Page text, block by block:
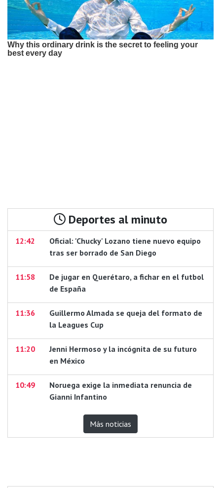
Deportes al minuto
12:42
Oficial: 'Chucky' Lozano tiene nuevo equipo
tras ser borrado de San Diego
11:58
De jugar en Querétaro, a fichar en el futbol
de España
11:36
Guillermo Almada se queja del formato de
la Leagues Cup
11:20
Jenni Hermoso y la incógnita de su futuro
en México
10:49
Noruega exige la inmediata renuncia de
Gianni Infantino
Más noticias